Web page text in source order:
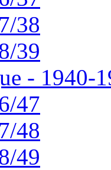
38
39
- 1940-
47
48
49